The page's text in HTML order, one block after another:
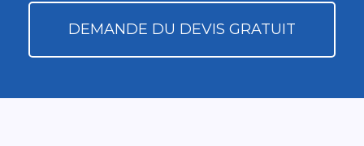
DEMANDE DU DEVIS GRATUIT